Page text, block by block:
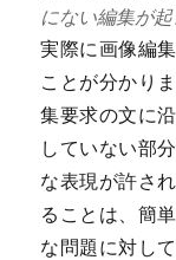
にない編集が
実際に画像編
ことが分かり
集要求の文に
していない部
な表現が許さ
ることは、簡
な問題に対し